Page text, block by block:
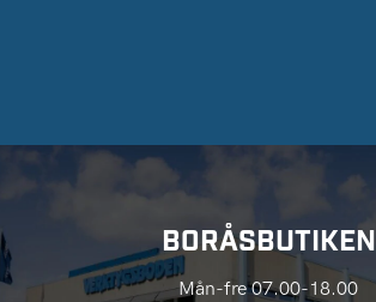
BORÅSBUTIKEN
Mån-fre 07.00-18.00